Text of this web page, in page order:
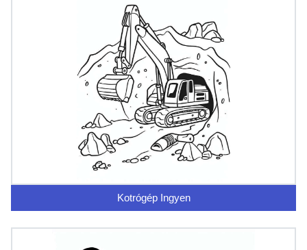
Kotrógép Ingyen